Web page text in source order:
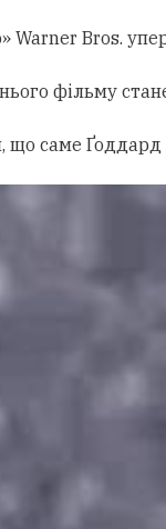
Bros.
фільму
що саме